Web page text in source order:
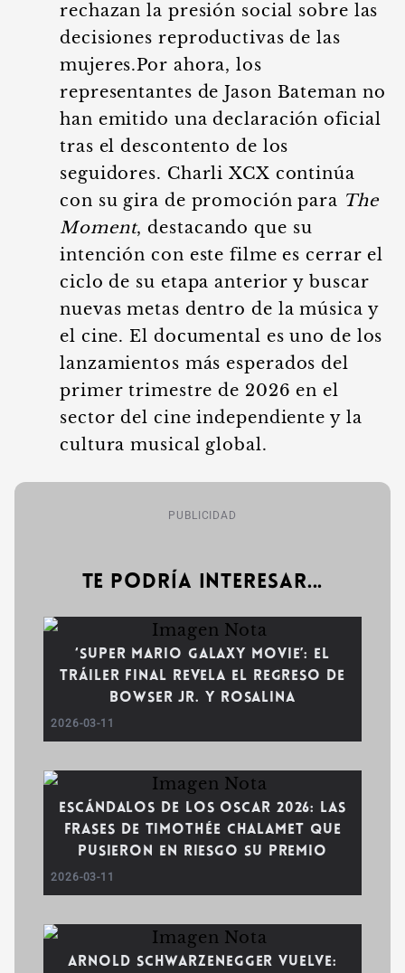
rechazan la presión social sobre las
decisiones reproductivas de las
mujeres.Por ahora, los
representantes de Jason Bateman no
han emitido una declaración oficial
tras el descontento de los
seguidores. Charli XCX continúa
con su gira de promoción para The
Moment, destacando que su
intención con este filme es cerrar el
ciclo de su etapa anterior y buscar
nuevas metas dentro de la música y
el cine. El documental es uno de los
lanzamientos más esperados del
primer trimestre de 2026 en el
sector del cine independiente y la
cultura musical global.
PUBLICIDAD
Te podría interesar...
‘Super Mario Galaxy Movie’: El
tráiler final revela el regreso de
Bowser Jr. y Rosalina
2026-03-11
Escándalos de los Oscar 2026: Las
frases de Timothée Chalamet que
pusieron en riesgo su premio
2026-03-11
Arnold Schwarzenegger vuelve: